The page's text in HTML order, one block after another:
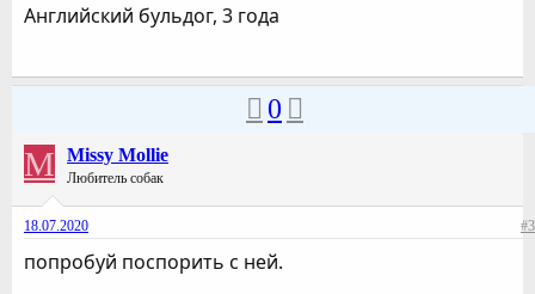
Английский бульдог, 3 года
0
M Missy Mollie
Любитель собак
18.07.2020 #3
попробуй поспорить с ней.